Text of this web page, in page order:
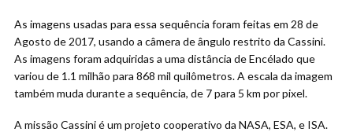
As imagens usadas para essa sequência foram feitas em 28 de
Agosto de 2017, usando a câmera de ângulo restrito da Cassini.
As imagens foram adquiridas a uma distância de Encélado que
variou de 1.1 milhão para 868 mil quilômetros. A escala da imagem
também muda durante a sequência, de 7 para 5 km por pixel.
A missão Cassini é um projeto cooperativo da NASA, ESA, e ISA.